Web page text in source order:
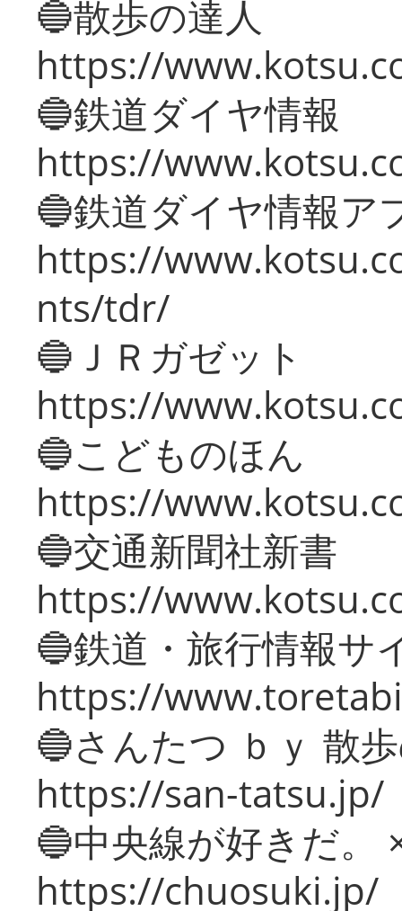
🔵散歩の達人
https://
🔵鉄道ダイヤ情報
https://
🔵鉄道ダイヤ情報ア
https://
nts/tdr/
🔵ＪＲガゼット
https://
🔵こどものほん
https://
🔵交通新聞社新書
https://
🔵鉄道・旅行情報サ
https://
🔵さんたつ ｂｙ 散
https://san-tatsu.jp/
🔵中央線が好きだ。
https://chuosuki.jp/